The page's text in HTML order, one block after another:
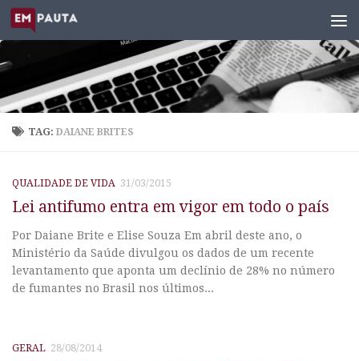
Skip to content
TAG:DAIANE BRITES
QUALIDADE DE VIDA 31/03/2015
Lei antifumo entra em vigor em todo o país
Por Daiane Brite e Elise Souza Em abril deste ano, o
Ministério da Saúde divulgou os dados de um recente
levantamento que aponta um declínio de 28% no número
de fumantes no Brasil nos últimos...
GERAL 28/08/2014